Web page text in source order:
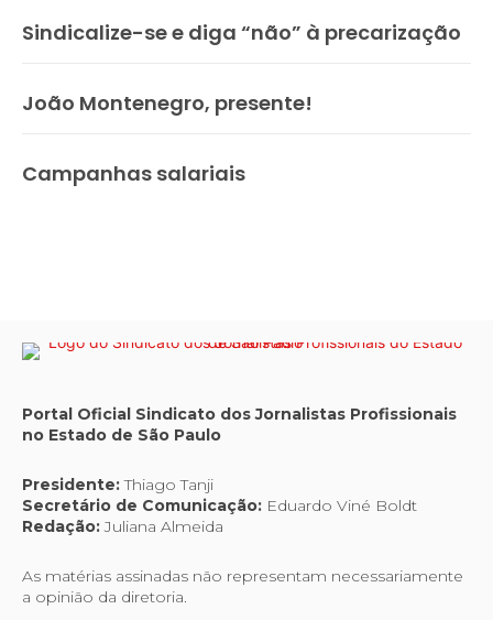
Sindicalize-se e diga “não” à precarização
João Montenegro, presente!
Campanhas salariais
Portal Oficial Sindicato dos Jornalistas Profissionais
no Estado de São Paulo
Presidente:Thiago Tanji
Secretário de Comunicação: Eduardo Viné Boldt
Redação:Juliana Almeida
As matérias assinadas não representam necessariamente
a opinião da diretoria.